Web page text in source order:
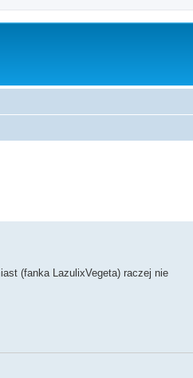
(fanka LazulixVegeta) raczej nie